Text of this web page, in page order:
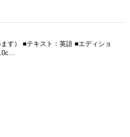
す） ■テキスト：英語 ■エディショ